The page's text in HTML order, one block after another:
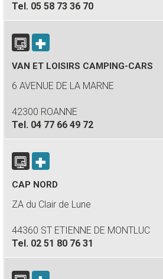
Tel. 05 58 73 36 70
VAN ET LOISIRS CAMPING-CARS
6 AVENUE DE LA MARNE
42300 ROANNE
Tel. 04 77 66 49 72
CAP NORD
ZA du Clair de Lune
44360 ST ETIENNE DE MONTLUC
Tel. 02 51 80 76 31